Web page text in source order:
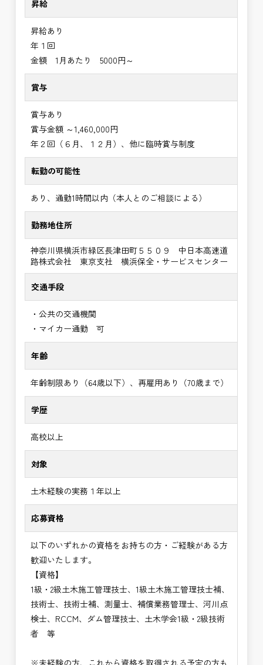
昇給
昇給あり
年１回
金額 1月あたり 5000円～
賞与
賞与あり
賞与金額 ～1,460,000円
年２回（６月、１２月）、他に臨時賞与制度
転勤の可能性
あり、通勤1時間以内（本人とのご相談による）
勤務地住所
神奈川県横浜市緑区長津田町５５０９ 中日本高速道
路株式会社 東京支社 横浜保全・サービスセンター
交通手段
・公共の交通機関
・マイカー通勤 可
年齢
年齢制限あり（64歳以下）、再雇用あり（70歳まで）
学歴
高校以上
対象
土木経験の実務１年以上
応募資格
以下のいずれかの資格をお持ちの方・ご経験がある方
歓迎いたします。
【資格】
1級・2級土木施工管理技士、1級土木施工管理技士補、
技術士、技術士補、測量士、補償業務管理士、河川点
検士、RCCM、ダム管理技士、土木学会1級・2級技術
者 等